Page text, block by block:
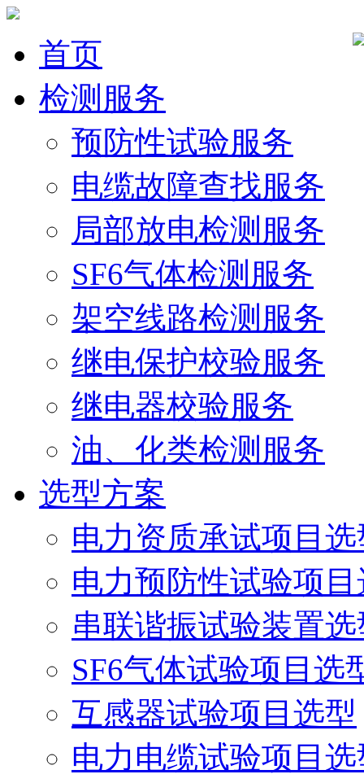
首页
检测服务
预防性试验服务
电缆故障查找服务
局部放电检测服务
SF6气体检测服务
架空线路检测服务
继电保护校验服务
继电器校验服务
油、化类检测服务
选型方案
电力资质承试项目选
电力预防性试验项
串联谐振试验装置选
SF6气体试验项目选
互感器试验项目选型
电力电缆试验项目选